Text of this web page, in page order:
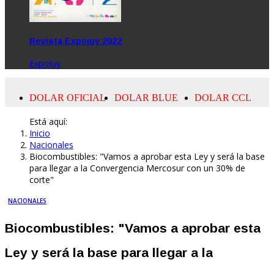
Revista Expojuy 2022
ExpoJuy
Está aquí:
Inicio
Nacionales
Biocombustibles: "Vamos a aprobar esta Ley y será la base
para llegar a la Convergencia Mercosur con un 30% de
corte"
NACIONALES
Biocombustibles: "Vamos a aprobar esta
Ley y será la base para llegar a la